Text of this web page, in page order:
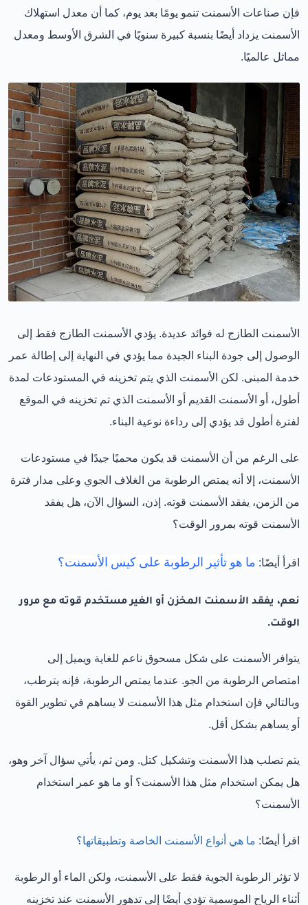
فإن صناعات الأسمنت تنمو يومًا بعد يوم، كما أن معدل استهلاك
الأسمنت يزداد أيضًا بنسبة كبيرة سنويًا في الشرق الأوسط ومعدل
مماثل عالميًا.
الأسمنت الطازج له فوائد عديدة. يؤدي الأسمنت الطازج فقط إلى
الوصول إلى جودة البناء الجيدة مما يؤدي في النهاية إلى إطالة عمر
خدمة المبنى. لكن الأسمنت الذي يتم تخزينه في المستودعات لمدة
أطول، أو الأسمنت القديم أو الأسمنت الذي تم تخزينه في الموقع
لفترة أطول قد يؤدي إلى رداءة نوعية البناء.
على الرغم من أن الأسمنت قد يكون محميًا جيدًا في مستودعات
الأسمنت، إلا أنه يمتص الرطوبة من الغلاف الجوي وعلى مدار فترة
من الزمن، يفقد الأسمنت قوته. إذن، السؤال الآن، هل يفقد
الأسمنت قوته بمرور الوقت؟
اقرأ أيضًا: ما هو تأثير الرطوبة على كيس الأسمنت؟
نعم، يفقد الأسمنت المخزن أو الغير مستخدم قوته مع مرور
الوقت.
يتوافر الأسمنت على شكل مسحوق ناعم للغاية ويميل إلى
امتصاص الرطوبة من الجو. عندما يمتص الرطوبة، فإنه يترطب،
وبالتالي فإن استخدام مثل هذا الأسمنت لا يساهم في تطوير القوة
أو يساهم بشكل أقل.
يتم تصلب هذا الأسمنت وتشكيل كتل. ومن ثم، يأتي سؤال آخر وهو،
هل يمكن استخدام مثل هذا الأسمنت؟ أو ما هو عمر استخدام
الأسمنت؟
اقرأ أيضًا: ما هي أنواع الأسمنت الخاصة وتطبيقاتها؟
لا تؤثر الرطوبة الجوية فقط على الأسمنت، ولكن الماء أو الرطوبة
أثناء الرياح الموسمية تؤدي أيضًا إلى تدهور الأسمنت عند تخزينه